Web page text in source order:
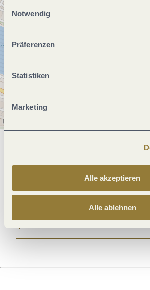
jederzeit widerrufen werden. Mit der
ablehnen" kann es zu
Einwilligungsauswahl
Notwendig
Präferenzen
Statistiken
Marketing
Alle akzeptieren
Alle ablehnen
Allgemeine
Öffnungszeiten
Preisinformationen